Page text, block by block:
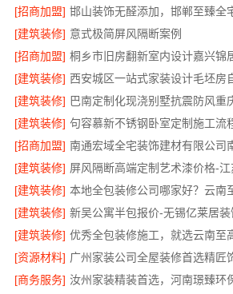
[招商加盟] 邯山装饰无醛添加，邯郸至臻全
[建筑装修] 意式极简屏风隔断案例
[招商加盟] 桐乡市旧房翻新室内设计嘉兴锦
[建筑装修]
[建筑装修]
[建筑装修] 句容慕新不锈钢卧室定制施工流
[招商加盟]
[建筑装修]
[建筑装修] 本地全包装修公司哪家好？云南
[建筑装修] 新吴公寓半包报价-无锡亿莱居
[建筑装修] 优秀全包装修施工，就选云南至
[资源材料] 广州家装公司全屋装修首选精匠
[商务服务]